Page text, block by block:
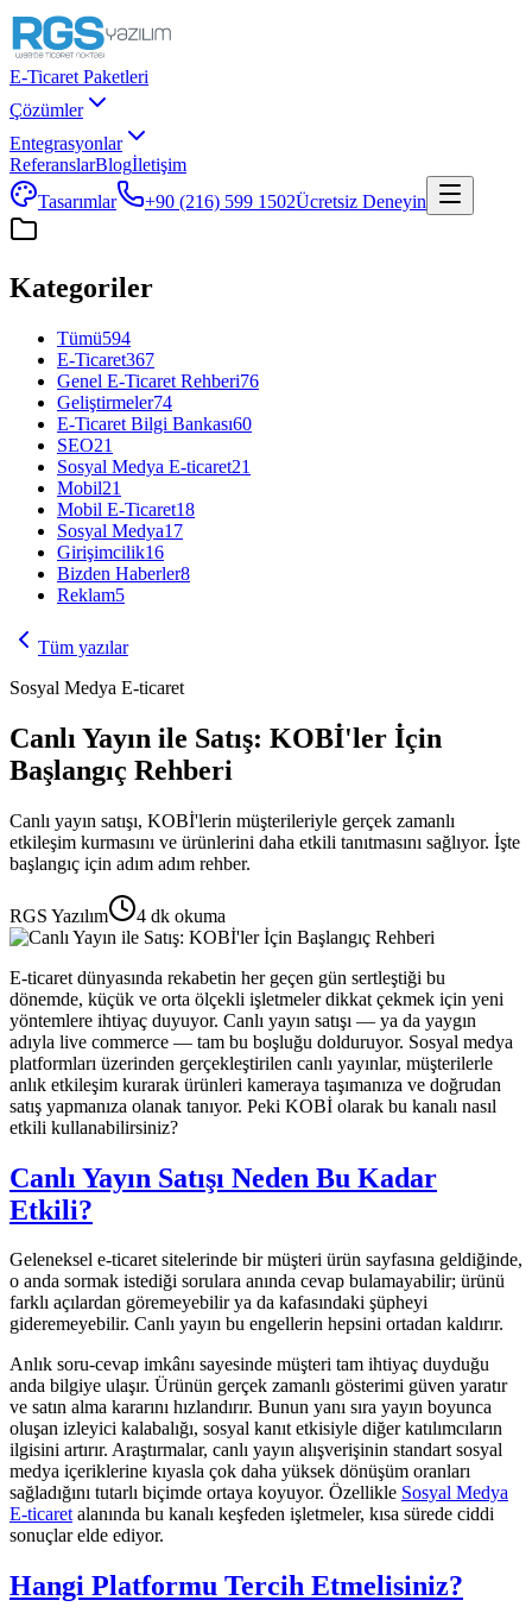
E-Ticaret Paketleri
Çözümler
Entegrasyonlar
ReferanslarBlogİletişim
Tasarımlar
+90 (216) 599 1502Ücretsiz Deneyin
Kategoriler
Tümü594
E-Ticaret367
Genel E-Ticaret Rehberi76
Geliştirmeler74
E-Ticaret Bilgi Bankası60
SEO21
Sosyal Medya E-ticaret21
Mobil21
Mobil E-Ticaret18
Sosyal Medya17
Girişimcilik16
Bizden Haberler8
Reklam5
Tüm yazılar
Sosyal Medya E-ticaret
Canlı Yayın ile Satış: KOBİ'ler İçin
Başlangıç Rehberi
Canlı yayın satışı, KOBİ'lerin müşterileriyle gerçek zamanlı
etkileşim kurmasını ve ürünlerini daha etkili tanıtmasını sağlıyor. İşte
başlangıç için adım adım rehber.
RGS Yazılım 4 dk okuma
E-ticaret dünyasında rekabetin her geçen gün sertleştiği bu
dönemde, küçük ve orta ölçekli işletmeler dikkat çekmek için yeni
yöntemlere ihtiyaç duyuyor. Canlı yayın satışı — ya da yaygın
adıyla live commerce — tam bu boşluğu dolduruyor. Sosyal medya
platformları üzerinden gerçekleştirilen canlı yayınlar, müşterilerle
anlık etkileşim kurarak ürünleri kameraya taşımanıza ve doğrudan
satış yapmanıza olanak tanıyor. Peki KOBİ olarak bu kanalı nasıl
etkili kullanabilirsiniz?
Canlı Yayın Satışı Neden Bu Kadar
Etkili?
Geleneksel e-ticaret sitelerinde bir müşteri ürün sayfasına geldiğinde,
o anda sormak istediği sorulara anında cevap bulamayabilir; ürünü
farklı açılardan göremeyebilir ya da kafasındaki şüpheyi
gideremeyebilir. Canlı yayın bu engellerin hepsini ortadan kaldırır.
Anlık soru-cevap imkânı sayesinde müşteri tam ihtiyaç duyduğu
anda bilgiye ulaşır. Ürünün gerçek zamanlı gösterimi güven yaratır
ve satın alma kararını hızlandırır. Bunun yanı sıra yayın boyunca
oluşan izleyici kalabalığı, sosyal kanıt etkisiyle diğer katılımcıların
ilgisini artırır. Araştırmalar, canlı yayın alışverişinin standart sosyal
medya içeriklerine kıyasla çok daha yüksek dönüşüm oranları
sağladığını tutarlı biçimde ortaya koyuyor. Özellikle Sosyal Medya
E-ticaretalanında bu kanalı keşfeden işletmeler, kısa sürede ciddi
sonuçlar elde ediyor.
Hangi Platformu Tercih Etmelisiniz?